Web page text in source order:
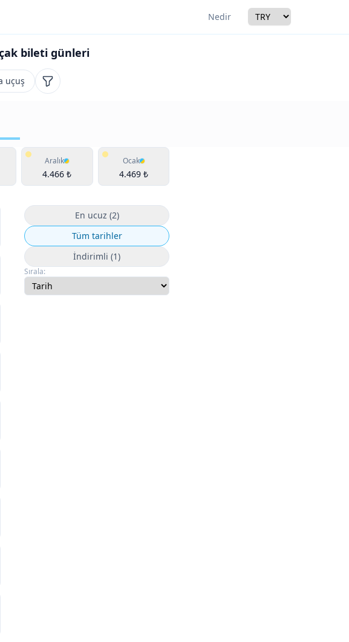
Nedir Currency
bileti günleri
uçuş Filtreler
Aralık
4.466 ₺
Ocak
4.469 ₺
En ucuz (2)
Tüm tarihler
İndirimli (1)
Sırala: